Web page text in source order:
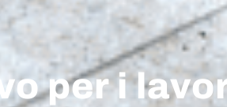
per i